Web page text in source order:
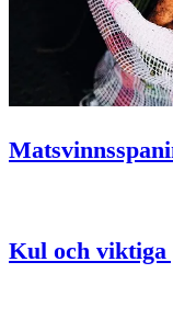
Kul och viktiga